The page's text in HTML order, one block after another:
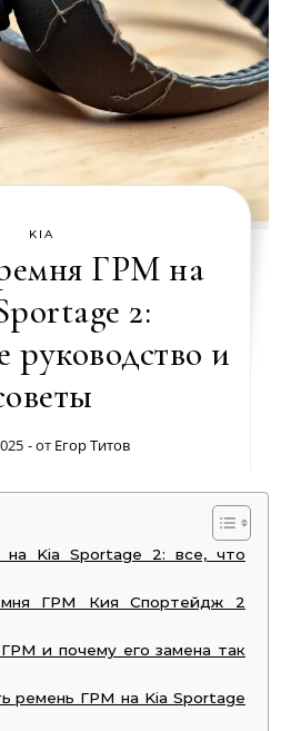
KIA
ГРМ на
2:
руководство и
- от Егор Титов
Kia Sportage 2: все, что
ГРМ Кия Спортейдж 2
и почему его замена так
ремень ГРМ на Kia Sportage